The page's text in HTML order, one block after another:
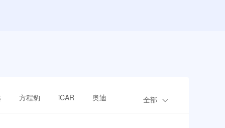
方程豹 iCAR 奥迪 全部